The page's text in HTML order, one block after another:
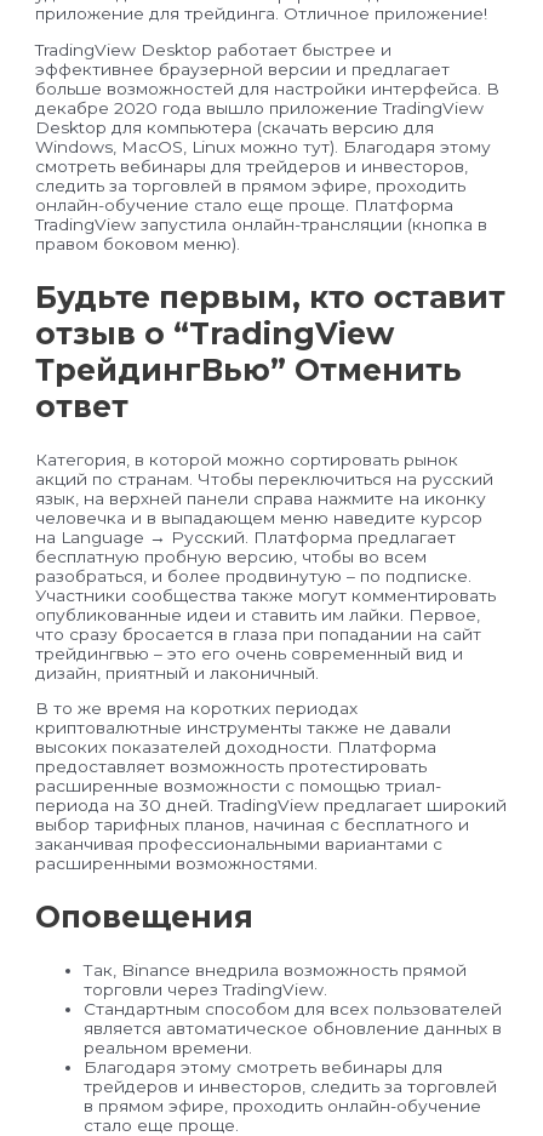
приложение для трейдинга. Отличное приложение!
TradingView Desktop работает быстрее и
эффективнее браузерной версии и предлагает
больше возможностей для настройки интерфейса. В
декабре 2020 года вышло приложение TradingView
Desktop для компьютера (скачать версию для
Windows, MacOS, Linux можно тут). Благодаря этому
смотреть вебинары для трейдеров и инвесторов,
следить за торговлей в прямом эфире, проходить
онлайн-обучение стало еще проще. Платформа
TradingView запустила онлайн-трансляции (кнопка в
правом боковом меню).
Будьте первым, кто оставит
отзыв о “TradingView
ТрейдингВью” Отменить
ответ
Категория, в которой можно сортировать рынок
акций по странам. Чтобы переключиться на русский
язык, на верхней панели справа нажмите на иконку
человечка и в выпадающем меню наведите курсор
на Language → Русский. Платформа предлагает
бесплатную пробную версию, чтобы во всем
разобраться, и более продвинутую – по подписке.
Участники сообщества также могут комментировать
опубликованные идеи и ставить им лайки. Первое,
что сразу бросается в глаза при попадании на сайт
трейдингвью – это его очень современный вид и
дизайн, приятный и лаконичный.
В то же время на коротких периодах
криптовалютные инструменты также не давали
высоких показателей доходности. Платформа
предоставляет возможность протестировать
расширенные возможности с помощью триал-
периода на 30 дней. TradingView предлагает широкий
выбор тарифных планов, начиная с бесплатного и
заканчивая профессиональными вариантами с
расширенными возможностями.
Оповещения
Так, Binance внедрила возможность прямой
торговли через TradingView.
Стандартным способом для всех пользователей
является автоматическое обновление данных в
реальном времени.
Благодаря этому смотреть вебинары для
трейдеров и инвесторов, следить за торговлей
в прямом эфире, проходить онлайн-обучение
стало еще проще.